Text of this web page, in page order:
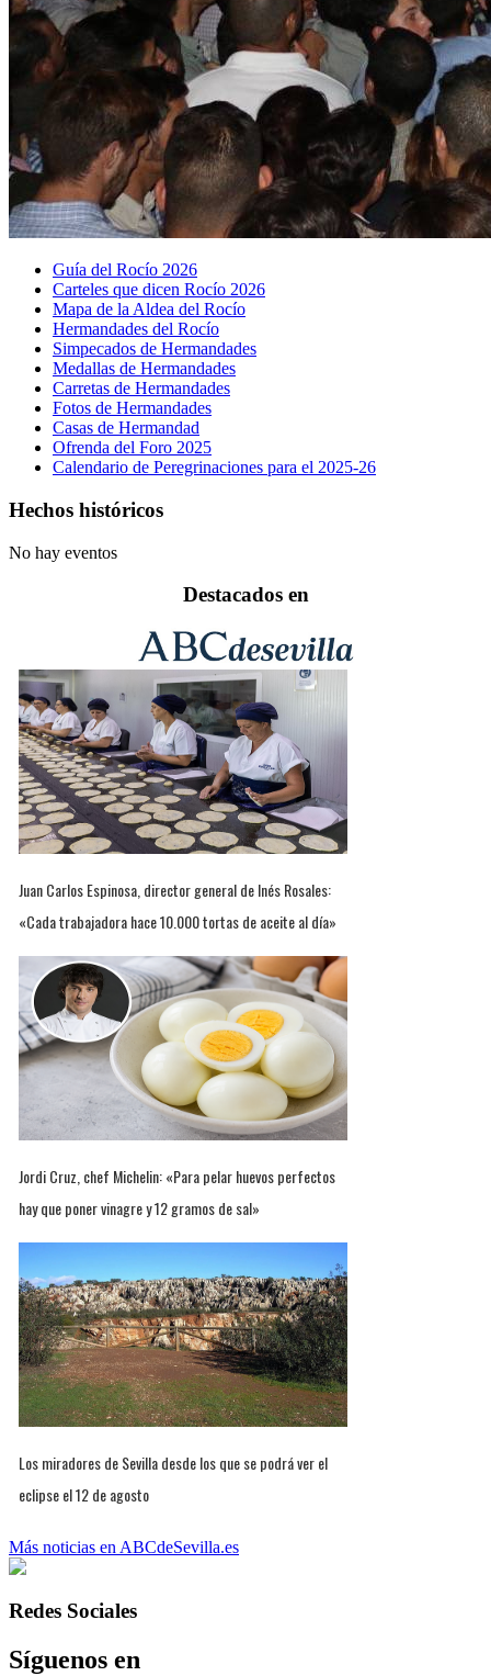
Guía del Rocío 2026
Carteles que dicen Rocío 2026
Mapa de la Aldea del Rocío
Hermandades del Rocío
Simpecados de Hermandades
Medallas de Hermandades
Carretas de Hermandades
Fotos de Hermandades
Casas de Hermandad
Ofrenda del Foro 2025
Calendario de Peregrinaciones para el 2025-26
Hechos históricos
No hay eventos
Destacados en
Juan Carlos Espinosa, director general de Inés Rosales:
«Cada trabajadora hace 10.000 tortas de aceite al día»
Jordi Cruz, chef Michelin: «Para pelar huevos perfectos
hay que poner vinagre y 12 gramos de sal»
Los miradores de Sevilla desde los que se podrá ver el
eclipse el 12 de agosto
Más noticias en ABCdeSevilla.es
Redes Sociales
Síguenos en